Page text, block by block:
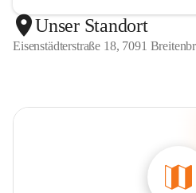
Unser Standort
Eisenstädterstraße 18, 7091